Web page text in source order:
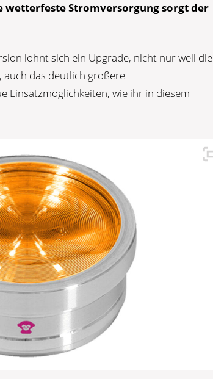
wetterfeste Stromversorgung sorgt der
lohnt sich ein Upgrade, nicht nur weil die
das deutlich größere
Einsatzmöglichkeiten, wie ihr in diesem